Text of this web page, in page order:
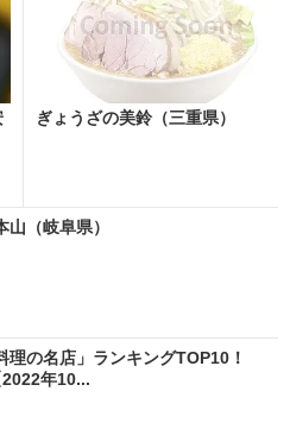
ぎょうざの美鈴（三重県）
（岐阜県）
理の名店」ランキングTOP10！
年10...